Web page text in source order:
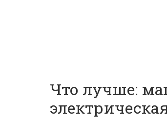
Что лучше: